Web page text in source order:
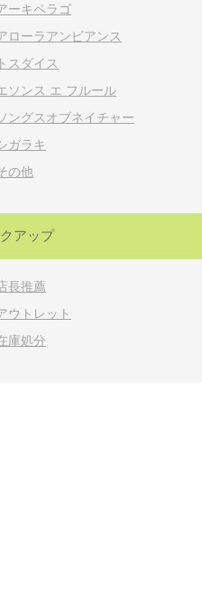
ーキペラゴ
ローラアンビアンス
トスダイス
ソンス エ フルール
ングスオブネイチャー
ガラキ
の他
アップ
長推薦
ウトレット
庫処分